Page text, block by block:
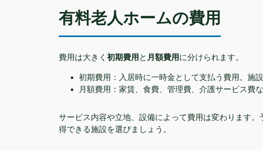
有料老人ホームの費用
費用は大きく 初期費用 と 月額費用 に分けられます。
初期費用：入居時に一時金として支払う費用。施
月額費用：家賃、食費、管理費、介護サービス費
サービス内容や立地、設備によって費用は変わります
得できる施設を選びましょう。